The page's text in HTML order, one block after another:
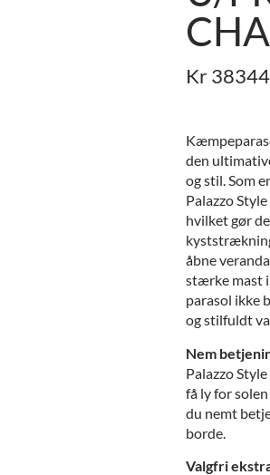
Kr
den
og stil. Som
Palazzo
hvilket gør
åbne
stærke mast
parasol ikke
og stilfuldt
Nem
Palazzo
få ly for
du nemt
borde.
Valgfri